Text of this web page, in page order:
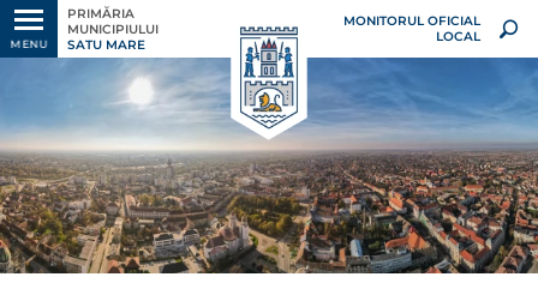
MENU
PRIMĂRIA
MUNICIPIULUI
SATU MARE
MONITORUL OFICIAL
LOCAL